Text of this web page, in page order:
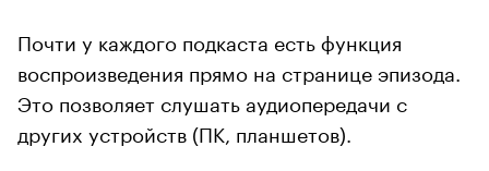
Почти у каждого подкаста есть функция
воспроизведения прямо на странице эпизода.
Это позволяет слушать аудиопередачи с
других устройств (ПК, планшетов).